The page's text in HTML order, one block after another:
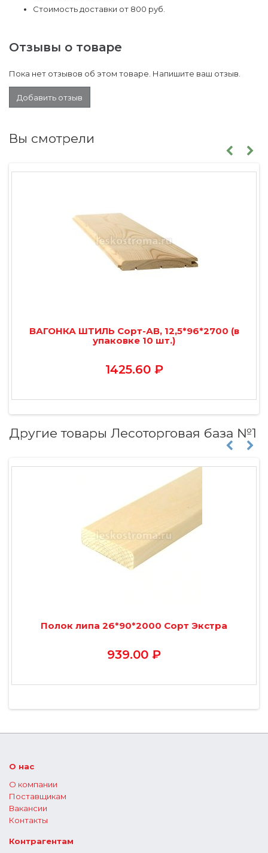
Стоимость доставки от 800 руб.
Отзывы о товаре
Пока нет отзывов об этом товаре. Напишите ваш отзыв.
Добавить отзыв
Вы смотрели
ВАГОНКА ШТИЛЬ Сорт-АВ, 12,5*96*2700 (в
упаковке 10 шт.)
1425.60 ₽
Другие товары Лесоторговая база №1
Полок липа 26*90*2000 Сорт Экстра
939.00 ₽
О нас
О компании
Поставщикам
Вакансии
Контакты
Контрагентам